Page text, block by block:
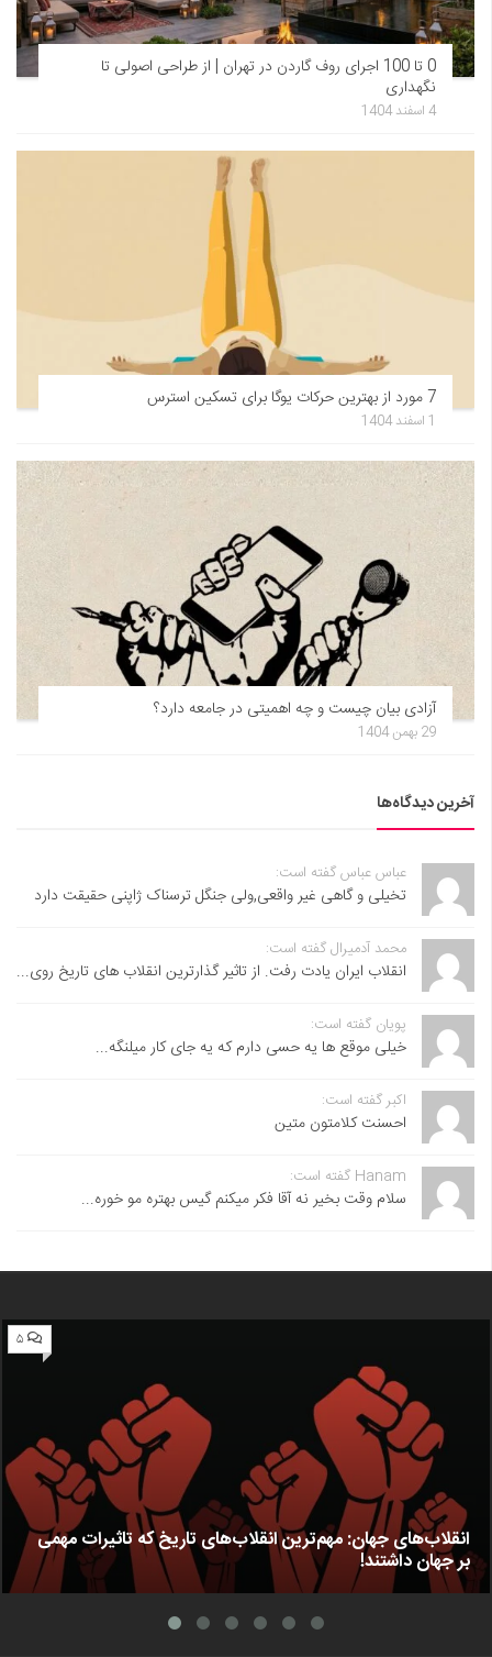
0 تا 100 اجرای روف گاردن در تهران | از طراحی اصولی تا
نگهداری
4 اسفند 1404
7 مورد از بهترین حرکات یوگا برای تسکین استرس
1 اسفند 1404
آزادی بیان چیست و چه اهمیتی در جامعه دارد؟
29 بهمن 1404
آخرین دیدگاه‌ها
عباس عباس گفته است:
تخیلی و گاهی غیر واقعی,ولی جنگل ترسناک ژاپنی حقیقت دارد
محمد آدمیرال گفته است:
انقلاب ایران یادت رفت. از تاثیر گذارترین انقلاب های تاریخ روی...
پویان گفته است:
خیلی موقع ها یه حسی دارم که یه جای کار میلنگه...
اکبر گفته است:
احسنت ‌کلامتون متین
Hanam گفته است:
سلام وقت بخیر نه آقا فکر میکنم گیس بهتره مو خوره...
۵
انقلاب‌های جهان: مهم‌ترین انقلاب‌های تاریخ که تاثیرات مهمی
بر جهان داشتند!